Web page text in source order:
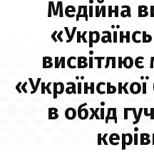
Медійна
в обхід